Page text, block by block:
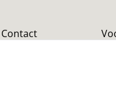
Contact